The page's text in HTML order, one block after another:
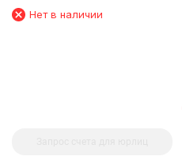
24051CНет в наличии